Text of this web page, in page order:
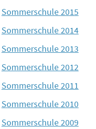
Sommerschule 2015
Sommerschule 2014
Sommerschule 2013
Sommerschule 2012
Sommerschule 2011
Sommerschule 2010
Sommerschule 2009